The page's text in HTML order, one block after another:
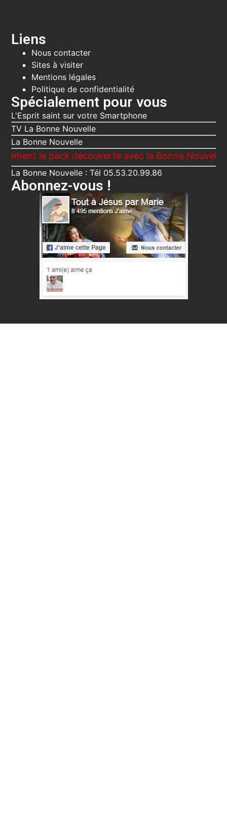
Liens
Nous contacter
Sites à visiter
Mentions légales
Politique de confidentialité
Spécialement pour vous
L'Esprit saint sur votre Smartphone
TV La Bonne Nouvelle
La Bonne Nouvelle
le pack découverte avec la Bonne Nouvelle, Le
La Bonne Nouvelle : Tél 05.53.20.99.86
Abonnez-vous !